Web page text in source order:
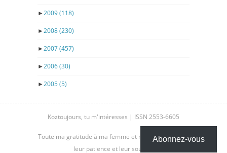
►2009(118)
►2008(230)
►2007(457)
►2006(30)
►2005(5)
Koztoujours, tu m'intéresses | ISSN 2553-6605
Toute ma gratitude à ma femme et mes enfants, pour
leur patience et leur soutien.
Abonnez-vous